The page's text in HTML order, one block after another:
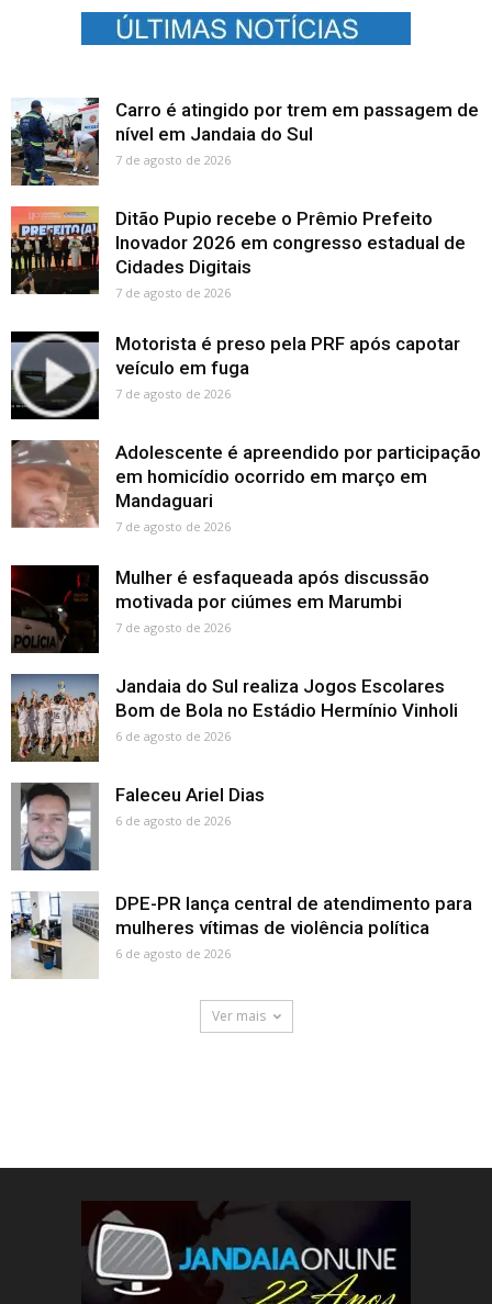
Carro é atingido por trem em passagem de
nível em Jandaia do Sul
7 de agosto de 2026
Ditão Pupio recebe o Prêmio Prefeito
Inovador 2026 em congresso estadual de
Cidades Digitais
7 de agosto de 2026
Motorista é preso pela PRF após capotar
veículo em fuga
7 de agosto de 2026
Adolescente é apreendido por participação
em homicídio ocorrido em março em
Mandaguari
7 de agosto de 2026
Mulher é esfaqueada após discussão
motivada por ciúmes em Marumbi
7 de agosto de 2026
Jandaia do Sul realiza Jogos Escolares
Bom de Bola no Estádio Hermínio Vinholi
6 de agosto de 2026
Faleceu Ariel Dias
6 de agosto de 2026
DPE-PR lança central de atendimento para
mulheres vítimas de violência política
6 de agosto de 2026
Ver mais